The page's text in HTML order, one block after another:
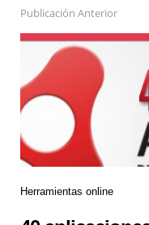
Publicación Anterior
Herramientas online